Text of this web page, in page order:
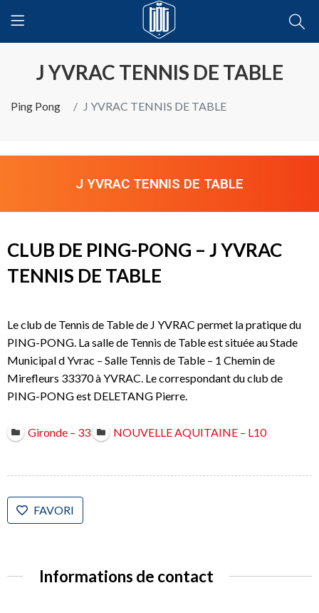
J YVRAC TENNIS DE TABLE
Ping Pong J YVRAC TENNIS DE TABLE
J YVRAC TENNIS DE TABLE
CLUB DE PING-PONG – J YVRAC
TENNIS DE TABLE
Le club de Tennis de Table de J YVRAC permet la pratique du
PING-PONG. La salle de Tennis de Table est située au Stade
Municipal d Yvrac – Salle Tennis de Table – 1 Chemin de
Mirefleurs 33370 à YVRAC. Le correspondant du club de
PING-PONG est DELETANG Pierre.
Gironde – 33 NOUVELLE AQUITAINE – L10
FAVORI
Informations de contact